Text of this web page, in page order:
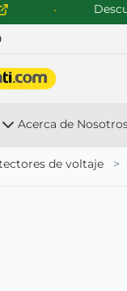
Acerca de
de voltaje